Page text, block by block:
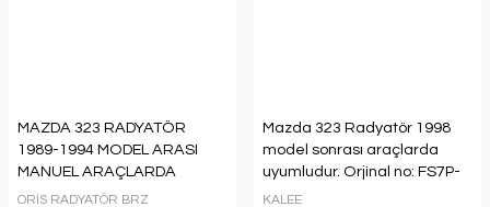
MAZDA 323 RADYATÖR
1989-1994 MODEL ARASI
MANUEL ARAÇLARDA
UYUMLUDUR. ORJİNAL NO:
ORİS RADYATÖR BRZ
Mazda 323 Radyatör 1998
model sonrası araçlarda
uyumludur. Orjinal no: FS7P-
15-200A
KALEE